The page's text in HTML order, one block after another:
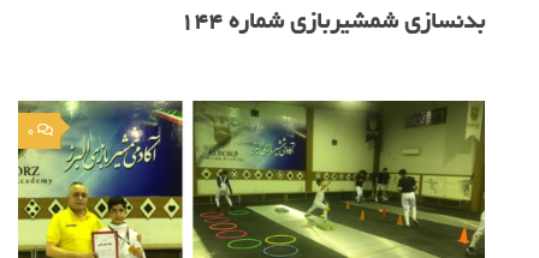
بدنسازی شمشیربازی شماره 144
0